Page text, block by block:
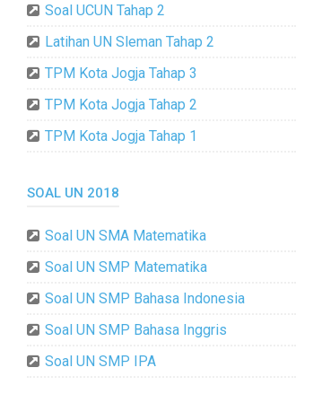
Soal UCUN Tahap 2
Latihan UN Sleman Tahap 2
TPM Kota Jogja Tahap 3
TPM Kota Jogja Tahap 2
TPM Kota Jogja Tahap 1
SOAL UN 2018
Soal UN SMA Matematika
Soal UN SMP Matematika
Soal UN SMP Bahasa Indonesia
Soal UN SMP Bahasa Inggris
Soal UN SMP IPA